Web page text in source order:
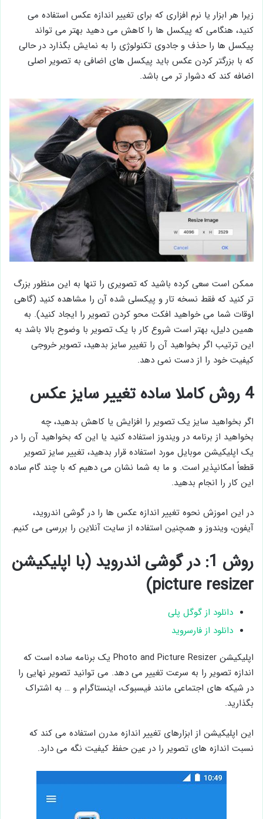
زیرا هر ابزار یا نرم افزاری که برای تغییر اندازه عکس استفاده می
کنید، هنگامی که پیکسل ها را کاهش می دهید بهتر می تواند
پیکسل ها را حذف و جادوی تکنولوژی را به نمایش بگذارد در حالی
که با بزرگتر کردن عکس باید پیکسل های اضافی به تصویر اصلی
اضافه کند که دشوار تر می باشد.
ممکن است سعی کرده باشید که تصویری را تنها به این منظور بزرگ
تر کنید که فقط نسخه تار و پیکسلی شده آن را مشاهده کنید (گاهی
اوقات شما می خواهید افکت محو کردن تصویر را ایجاد کنید). به
همین دلیل، بهتر است شروع کار با یک تصویر با وضوح بالا باشد به
این ترتیب اگر بخواهید آن را تغییر سایز بدهید، تصویر خروجی
کیفیت خود را از دست نمی دهد.
4 روش کاملا ساده تغییر سایز عکس
اگر بخواهید سایز یک تصویر را افزایش یا کاهش بدهید، چه
بخواهید از برنامه در ویندوز استفاده کنید یا این که بخواهید آن را در
یک اپلیکیشن موبایل مورد استفاده قرار بدهید، تغییر سایز تصویر
قطعاً امکانپذیر است. و ما به شما نشان می دهیم که با چند گام ساده
این کار را انجام بدهید.
در این اموزش نحوه تغییر اندازه عکس ها را در گوشی اندروید،
آیفون، ویندوز و همچنین استفاده از سایت آنلاین را بررسی می کنیم.
روش 1: در گوشی اندروید (با اپلیکیشن
picture resizer)
دانلود از گوگل پلی
دانلود از فارسروید
اپلیکیشن Photo and Picture Resizer یک برنامه ساده است که
اندازه تصویر را به سرعت تغییر می دهد. می توانید تصویر نهایی را
در شیکه های اجتماعی مانند فیسبوک، اینستاگرام و … به اشتراک
بگذارید.
این اپلیکیشن از ابزارهای تغییر اندازه مدرن استفاده می کند که
نسبت اندازه های تصویر را در عین حفظ کیفیت نگه می دارد.